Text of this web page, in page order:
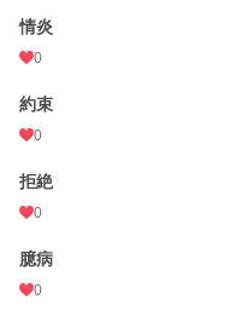
年間ポイント
情炎
0
約束
0
拒絶
0
臆病
0